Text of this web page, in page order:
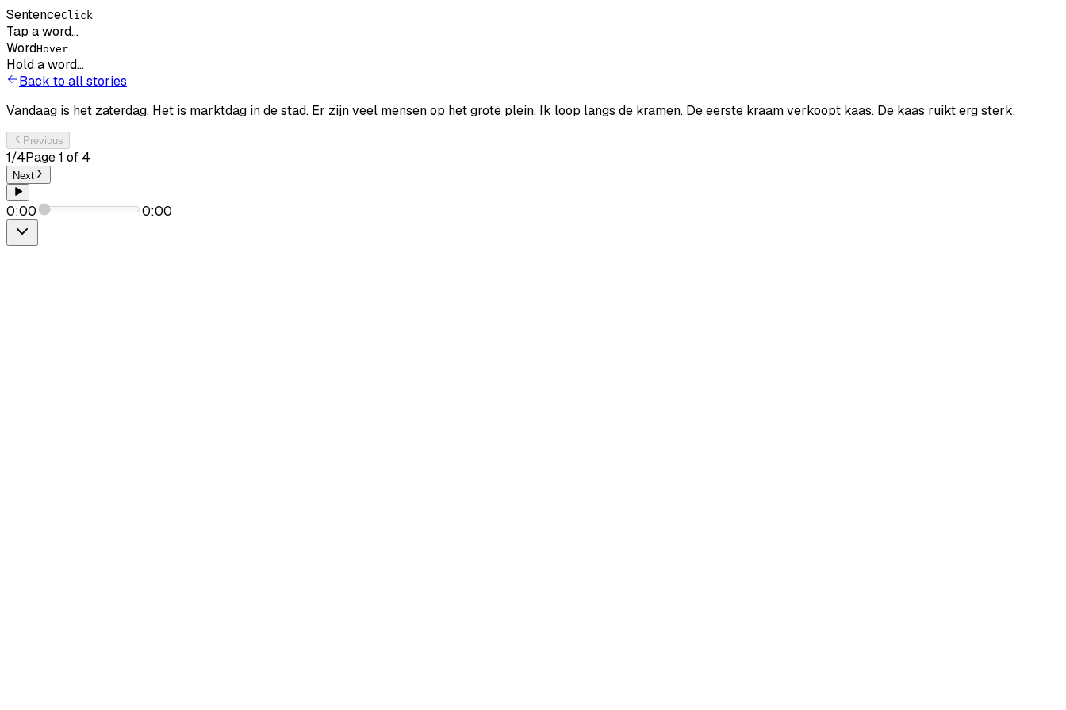
SentenceClick
Tap a word...
WordHover
Hold a word...
Back to all stories
Vandaag is het zaterdag. Het is marktdag indestad. Er zijnveel mensenop hetgrote plein. Ik loop langs de kramen. Deeerste kraamverkoopt kaas. De kaas ruiktergsterk.
Previous
1/4Page1 of 4
Next
0:00 0:00